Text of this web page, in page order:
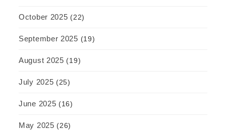
October 2025 (22)
September 2025 (19)
August 2025 (19)
July 2025 (25)
June 2025 (16)
May 2025 (26)